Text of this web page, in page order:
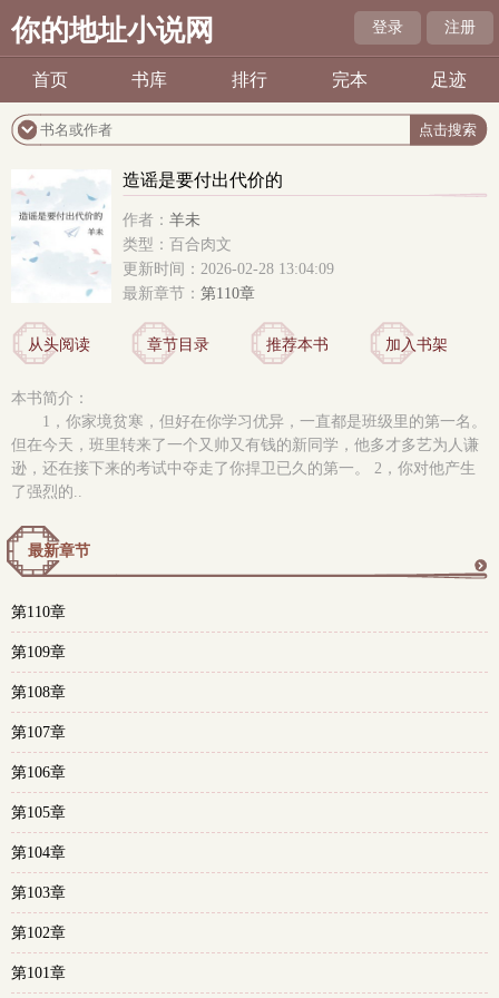
你的地址小说网 登录 注册
首页 书库 排行 完本 足迹
造谣是要付出代价的
作者： 羊未
类型：百合肉文
更新时间：2026-02-28 13:04:09
最新章节： 第110章
从头阅读 章节目录 推荐本书 加入书架
本书简介：
1，你家境贫寒，但好在你学习优异，一直都是班级里的第一名。
但在今天，班里转来了一个又帅又有钱的新同学，他多才多艺为人谦
逊，还在接下来的考试中夺走了你捍卫已久的第一。 2，你对他产生
了强烈的..
最新章节
第110章
第109章
第108章
第107章
第106章
第105章
第104章
第103章
第102章
第101章